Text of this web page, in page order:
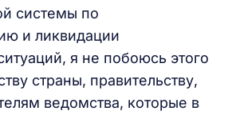
системы по
и ликвидации
я не побоюсь этого
страны, правительству,
ведомства, которые в